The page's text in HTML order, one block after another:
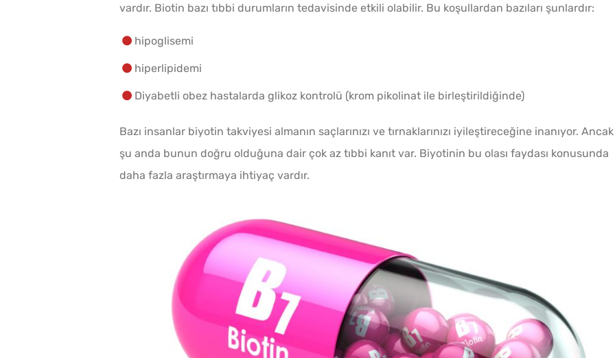
Kaç Yıl Dayanır?
Tarifi
vardır. Biotin bazı tıbbi durumların tedavisinde etkili olabilir. Bu koşullardan bazıları şunlardır:
hipoglisemi
hiperlipidemi
Diyabetli obez hastalarda glikoz kontrolü (krom pikolinat ile birleştirildiğinde)
Bazı insanlar biyotin takviyesi almanın saçlarınızı ve tırnaklarınızı iyileştireceğine inanıyor. Ancak
şu anda bunun doğru olduğuna dair çok az tıbbi kanıt var. Biyotinin bu olası faydası konusunda
daha fazla araştırmaya ihtiyaç vardır.